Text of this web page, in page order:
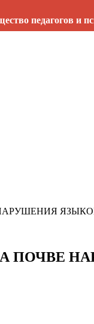
педагогов и